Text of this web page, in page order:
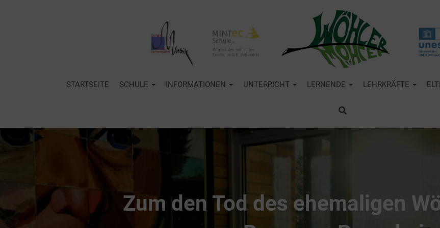
STARTSEITE SCHULE INFORMATIONEN UNTERRICHT LERNENDE LEHRKRÄFTE
Zum den Tod des ehemaligen